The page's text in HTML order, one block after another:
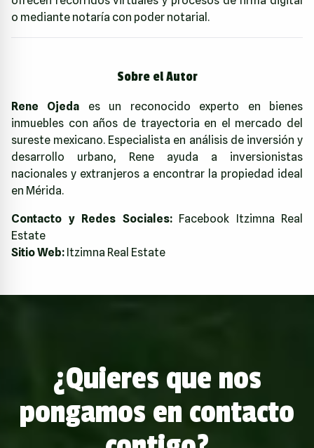
o mediante notaría con poder notarial.
Sobre el Autor
Rene Ojeda es un reconocido experto en bienes
inmuebles con años de trayectoria en el mercado del
sureste mexicano. Especialista en análisis de inversión y
desarrollo urbano, Rene ayuda a inversionistas
nacionales y extranjeros a encontrar la propiedad ideal
en Mérida.
Contacto y Redes Sociales: Facebook Itzimna Real
Estate
Sitio Web: Itzimna Real Estate
¿Quieres que nos
pongamos en contacto